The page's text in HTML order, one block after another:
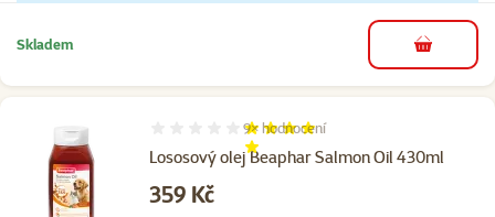
Skladem do košíku
Lososový olej Beaphar Salmon Oil 430ml
Hodnocení 98%, počet hodnocení: 9
9× hodnocení
Cena
359 Kč